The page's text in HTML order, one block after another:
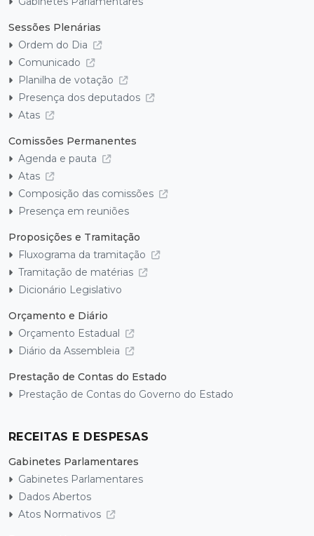
Sessões Plenárias
Ordem do Dia
Comunicado
Planilha de votação
Presença dos deputados
Atas
Comissões Permanentes
Agenda e pauta
Atas
Composição das comissões
Presença em reuniões
Proposições e Tramitação
Fluxograma da tramitação
Tramitação de matérias
Dicionário Legislativo
Orçamento e Diário
Orçamento Estadual
Diário da Assembleia
Prestação de Contas do Estado
Prestação de Contas do Governo do Estado
RECEITAS E DESPESAS
Gabinetes Parlamentares
Gabinetes Parlamentares
Dados Abertos
Atos Normativos